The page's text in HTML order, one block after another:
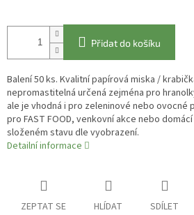
Přidat do košíku
Balení 50 ks. Kvalitní papírová miska /
nepromastitelná určená zejména pro
ale je vhodná i pro zeleninové nebo ovocné
pro FAST FOOD, venkovní akce nebo
složeném stavu dle vyobrazení.
Detailní informace
ZEPTAT SE HLÍDAT SDÍLET